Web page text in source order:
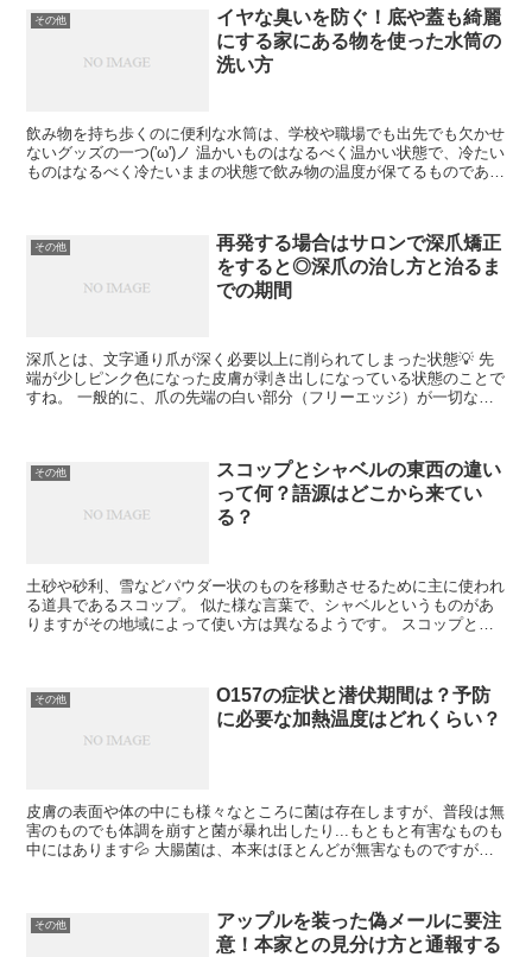
その他
イヤな臭いを防ぐ！底や蓋も綺麗
にする家にある物を使った水筒の
洗い方
飲み物を持ち歩くのに便利な水筒は、学校や職場でも出先でも欠かせ
ないグッズの一つ('ω')ノ 温かいものはなるべく温かい状態で、冷たい
ものはなるべく冷たいままの状態で飲み物の温度が保てるものであれ
その他
再発する場合はサロンで深爪矯正
をすると◎深爪の治し方と治るま
での期間
深爪とは、文字通り爪が深く必要以上に削られてしまった状態💡 先
端が少しピンク色になった皮膚が剥き出しになっている状態のことで
すね。 一般的に、爪の先端の白い部分（フリーエッジ）が一切ない
その他
スコップとシャベルの東西の違い
って何？語源はどこから来てい
る？
土砂や砂利、雪などパウダー状のものを移動させるために主に使われ
る道具であるスコップ。 似た様な言葉で、シャベルというものがあ
りますがその地域によって使い方は異なるようです。 スコップとシ
その他
O157の症状と潜伏期間は？予防
に必要な加熱温度はどれくらい？
皮膚の表面や体の中にも様々なところに菌は存在しますが、普段は無
害のものでも体調を崩すと菌が暴れ出したり...もともと有害なものも
中にはあります💦 大腸菌は、本来はほとんどが無害なものですが病
その他
アップルを装った偽メールに要注
意！本家との見分け方と通報する